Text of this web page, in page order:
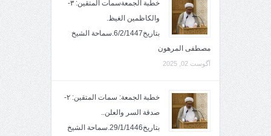
خطبة الجمعةسمات المتقين: ٣-
والكاظمين الغيظ.
بتاريخ6/2/1447.سماحة الشيخ
مصطفى المرهون
آگوست 02, 2025
خطبة الجمعة: سمات المتقين: ٢-
صدقة السر والعلن..
بتاريخ29/1/1446.سماحة الشيخ